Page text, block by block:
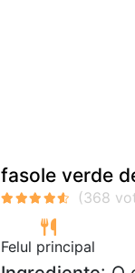
fasole verde
Felul principal